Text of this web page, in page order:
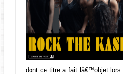
dont ce titre a fait lâ€™objet lors